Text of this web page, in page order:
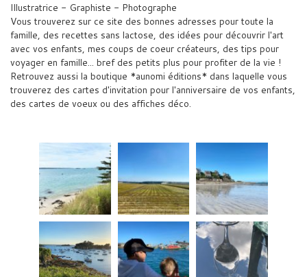
Illustratrice - Graphiste - Photographe
Vous trouverez sur ce site des bonnes adresses pour toute la
famille, des recettes sans lactose, des idées pour découvrir l'art
avec vos enfants, mes coups de coeur créateurs, des tips pour
voyager en famille... bref des petits plus pour profiter de la vie !
Retrouvez aussi la boutique *aunomi éditions* dans laquelle vous
trouverez des cartes d'invitation pour l'anniversaire de vos enfants,
des cartes de voeux ou des affiches déco.